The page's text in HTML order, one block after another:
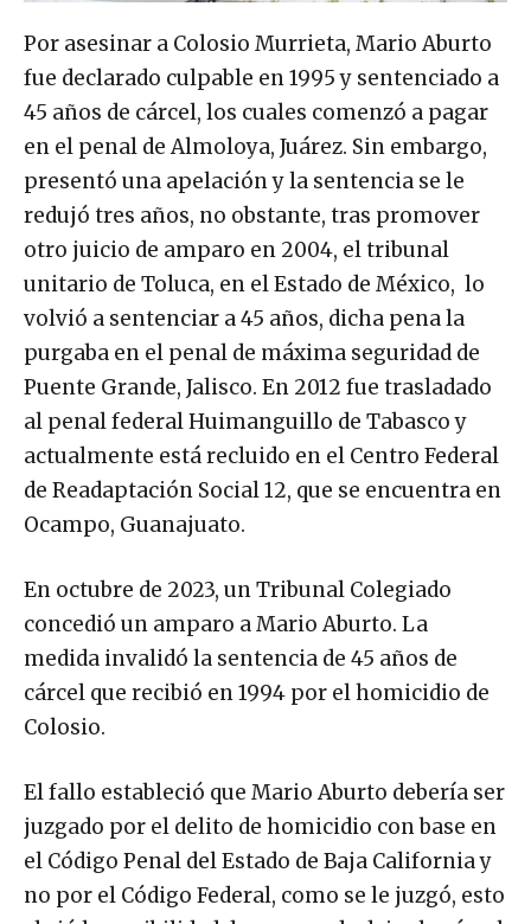
Por asesinar a Colosio Murrieta, Mario Aburto
fue declarado culpable en 1995 y sentenciado a
45 años de cárcel, los cuales comenzó a pagar
en el penal de Almoloya, Juárez. Sin embargo,
presentó una apelación y la sentencia se le
redujó tres años, no obstante, tras promover
otro juicio de amparo en 2004, el tribunal
unitario de Toluca, en el Estado de México, lo
volvió a sentenciar a 45 años, dicha pena la
purgaba en el penal de máxima seguridad de
Puente Grande, Jalisco. En 2012 fue trasladado
al penal federal Huimanguillo de Tabasco y
actualmente está recluido en el Centro Federal
de Readaptación Social 12, que se encuentra en
Ocampo, Guanajuato.
En octubre de 2023, un Tribunal Colegiado
concedió un amparo a Mario Aburto. La
medida invalidó la sentencia de 45 años de
cárcel que recibió en 1994 por el homicidio de
Colosio.
El fallo estableció que Mario Aburto debería ser
juzgado por el delito de homicidio con base en
el Código Penal del Estado de Baja California y
no por el Código Federal, como se le juzgó, esto